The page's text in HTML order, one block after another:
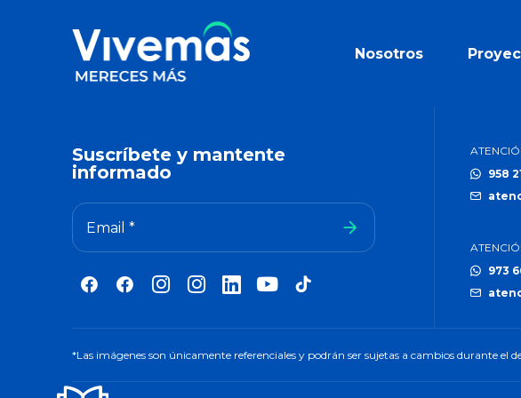
Nosotros
Suscríbete y mantente
informado
Email *
958
973
*Las imágenes son únicamente referenciales y podrán ser sujetas a cambios durante el